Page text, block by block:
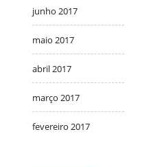
junho 2017
maio 2017
abril 2017
março 2017
fevereiro 2017